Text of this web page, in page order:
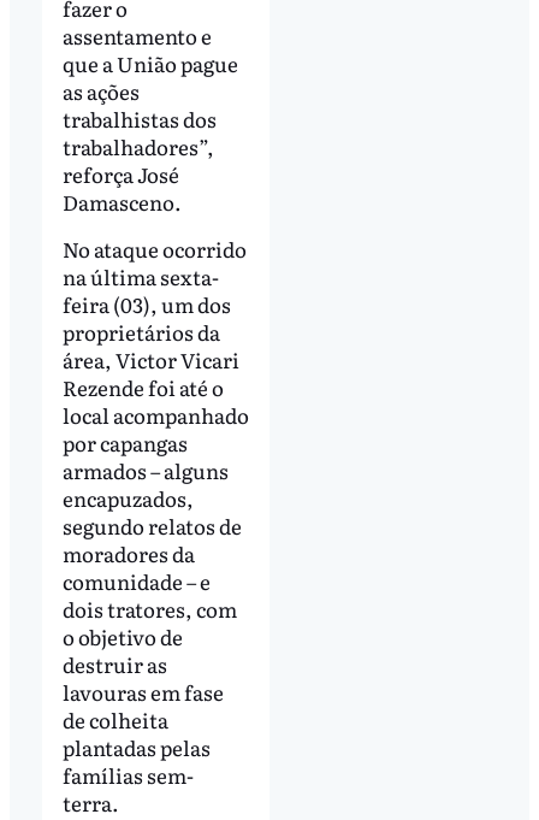
fazer o
assentamento e
que a União pague
as ações
trabalhistas dos
trabalhadores”,
reforça José
Damasceno.
No ataque ocorrido
na última sexta-
feira (03), um dos
proprietários da
área, Victor Vicari
Rezende foi até o
local acompanhado
por capangas
armados – alguns
encapuzados,
segundo relatos de
moradores da
comunidade – e
dois tratores, com
o objetivo de
destruir as
lavouras em fase
de colheita
plantadas pelas
famílias sem-
terra.